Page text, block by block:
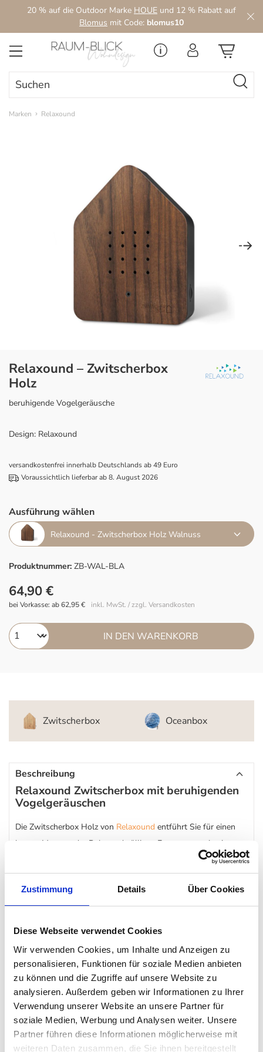
Zustimmung Details Über Cookies
Diese Webseite verwendet Cookies
Wir verwenden Cookies, um Inhalte und Anzeigen zu
personalisieren, Funktionen für soziale Medien anbieten
zu können und die Zugriffe auf unsere Website zu
analysieren. Außerdem geben wir Informationen zu Ihrer
Verwendung unserer Website an unsere Partner für
soziale Medien, Werbung und Analysen weiter. Unsere
Partner führen diese Informationen möglicherweise mit
weiteren Daten zusammen, die Sie ihnen bereitgestellt
Zum Hauptinhalt springen
20 % auf die Outdoor Marke HOUE und 12 % Rabatt auf
Blomus mit Code: blomus10
Marken Relaxound
Relaxound – Zwitscherbox
Holz
beruhigende Vogelgeräusche
Design: Relaxound
versandkostenfrei innerhalb Deutschlands ab 49 Euro
Voraussichtlich lieferbar ab 8. August 2026
Ausführung wählen
Relaxound - Zwitscherbox Holz Walnuss
Produktnummer: ZB-WAL-BLA
64,90 €
inkl. MwSt. / zzgl. Versandkosten
bei Vorkasse: ab 62,95 €
IN DEN WARENKORB
Zwitscherbox Oceanbox
Beschreibung
Relaxound Zwitscherbox mit beruhigenden
Vogelgeräuschen
Die Zwitscherbox Holz von Relaxound entführt Sie für einen
kurzen Moment der Ruhe und völligen Entspannung in eine
Welt ohne Stress und Zeitdruck. Die beruhigenden
Natursounds von fröhlichem Vogelgezwitscher lassen den
Alltag für einen Augenblick vergessen und versetzen Sie in die
idyllische Kulisse eines Waldspaziergangs. Ob im Flur, dem
Balkon oder Büro – die Zwitscherbox Holz lässt sich fast
Die sanften Vogelgeräusche der Zwitscherbox Holz werden
beim Vorbeigehen durch einen Bewegungsmelder aktiviert.
Sobald nach zwei Minuten kein neuer Impuls kommt, schaltet
sich die Zwitscherbox automatisch aus. Über ein Rädchen an
der Rückseite können Sie die Lautstärke nach Ihrem Belieben